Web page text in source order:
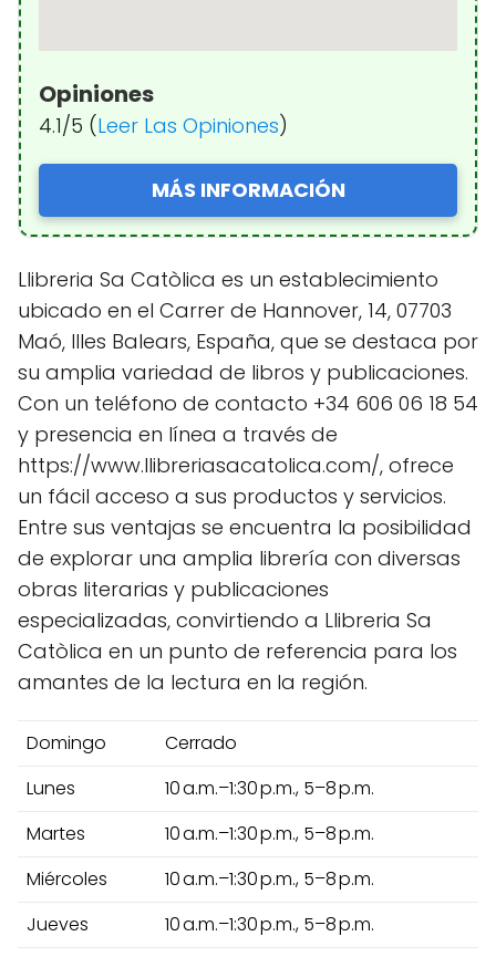
Opiniones
4.1/5 (Leer Las Opiniones)
MÁS INFORMACIÓN
Llibreria Sa Catòlica es un establecimiento
ubicado en el Carrer de Hannover, 14, 07703
Maó, Illes Balears, España, que se destaca por
su amplia variedad de libros y publicaciones.
Con un teléfono de contacto +34 606 06 18 54
y presencia en línea a través de
https://www.llibreriasacatolica.com/, ofrece
un fácil acceso a sus productos y servicios.
Entre sus ventajas se encuentra la posibilidad
de explorar una amplia librería con diversas
obras literarias y publicaciones
especializadas, convirtiendo a Llibreria Sa
Catòlica en un punto de referencia para los
amantes de la lectura en la región.
Domingo
Cerrado
Lunes
10 a.m.–1:30 p.m., 5–8 p.m.
Martes
10 a.m.–1:30 p.m., 5–8 p.m.
Miércoles
10 a.m.–1:30 p.m., 5–8 p.m.
Jueves
10 a.m.–1:30 p.m., 5–8 p.m.